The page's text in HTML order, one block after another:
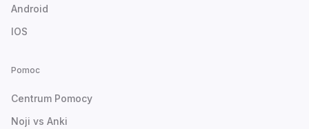
Android
IOS
Pomoc
Centrum Pomocy
Noji vs Anki